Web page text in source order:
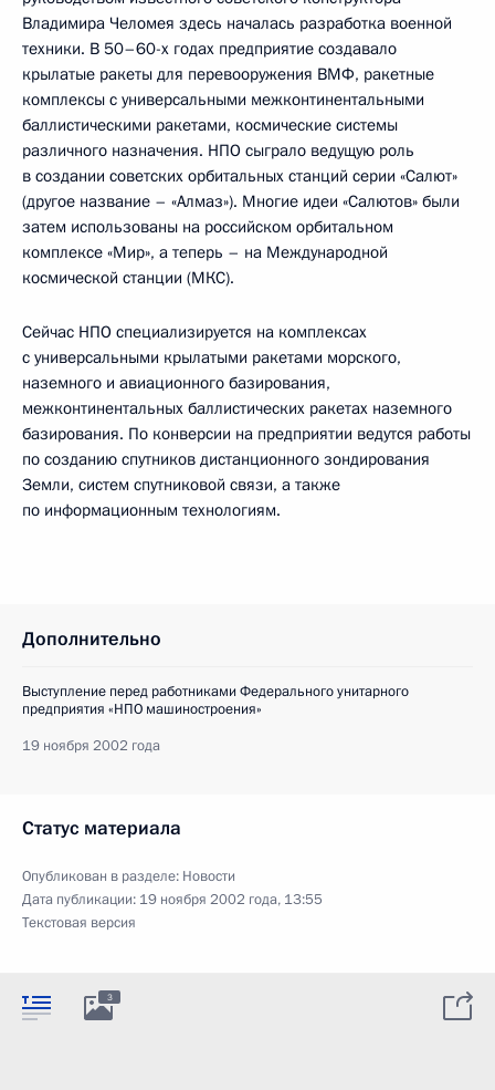
Владимира Челомея здесь началась разработка военной
техники. В 50–60-х годах предприятие создавало
крылатые ракеты для перевооружения ВМФ, ракетные
комплексы с универсальными межконтинентальными
баллистическими ракетами, космические системы
различного назначения. НПО сыграло ведущую роль
в создании советских орбитальных станций серии «Салют»
(другое название – «Алмаз»). Многие идеи «Салютов» были
затем использованы на российском орбитальном
комплексе «Мир», а теперь – на Международной
космической станции (МКС).
Сейчас НПО специализируется на комплексах
с универсальными крылатыми ракетами морского,
наземного и авиационного базирования,
межконтинентальных баллистических ракетах наземного
базирования. По конверсии на предприятии ведутся работы
по созданию спутников дистанционного зондирования
Земли, систем спутниковой связи, а также
по информационным технологиям.
Дополнительно
Выступление перед работниками Федерального унитарного
предприятия «НПО машиностроения»
19 ноября 2002 года
Статус материала
Опубликован в разделе: Новости
Дата публикации: 19 ноября 2002 года, 13:55
Текстовая версия
3